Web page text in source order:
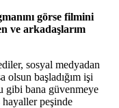
görse filmini
ve arkadaşlarım
sosyal medyadan
başladığım işi
gibi bana güvenmeye
peşinde